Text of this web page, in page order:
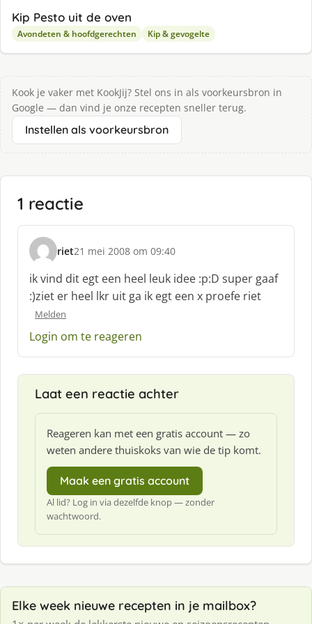
Kip Pesto uit de oven
Avondeten & hoofdgerechten Kip & gevogelte
Kook je vaker met KookJij? Stel ons in als voorkeursbron in
Google — dan vind je onze recepten sneller terug.
Instellen als voorkeursbron
1 reactie
riet
s
c
h
r
e
:
21 mei 2008 om 09:40
ik vind dit egt een heel leuk idee :p:D super gaaf
:)ziet er heel lkr uit ga ik egt een x proefe riet
Melden
Login om te reageren
Laat een reactie achter
Reageren kan met een gratis account — zo
weten andere thuiskoks van wie de tip komt.
Maak een gratis account
Al lid? Log in via dezelfde knop — zonder
wachtwoord.
Elke week nieuwe recepten in je mailbox?